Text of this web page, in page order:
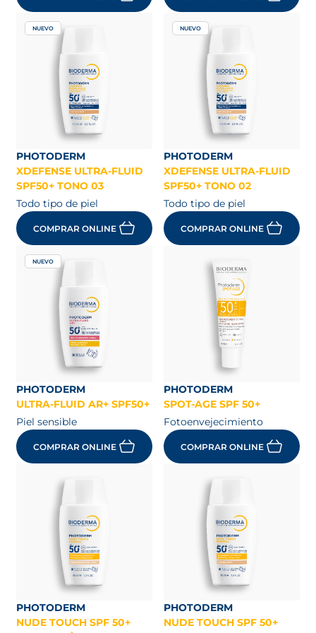
NUEVO
PHOTODERM
XDEFENSE ULTRA-FLUID
SPF50+ TONO 03
Todo tipo de piel
COMPRAR ONLINE
NUEVO
PHOTODERM
XDEFENSE ULTRA-FLUID
SPF50+ TONO 02
Todo tipo de piel
COMPRAR ONLINE
NUEVO
PHOTODERM
ULTRA-FLUID AR+ SPF50+
Piel sensible
COMPRAR ONLINE
PHOTODERM
SPOT-AGE SPF 50+
Fotoenvejecimiento
COMPRAR ONLINE
PHOTODERM
NUDE TOUCH SPF 50+
PHOTODERM
NUDE TOUCH SPF 50+